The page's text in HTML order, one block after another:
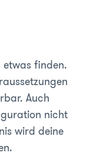
finden.
Auch
nicht
wird deine